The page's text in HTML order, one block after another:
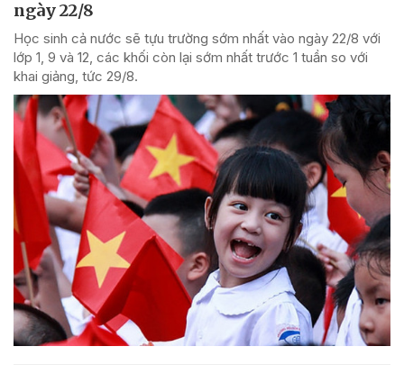
ngày 22/8
Học sinh cả nước sẽ tựu trường sớm nhất vào ngày 22/8 với
lớp 1, 9 và 12, các khối còn lại sớm nhất trước 1 tuần so với
khai giảng, tức 29/8.